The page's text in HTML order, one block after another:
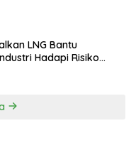
LNG Bantu
Hadapi Risiko